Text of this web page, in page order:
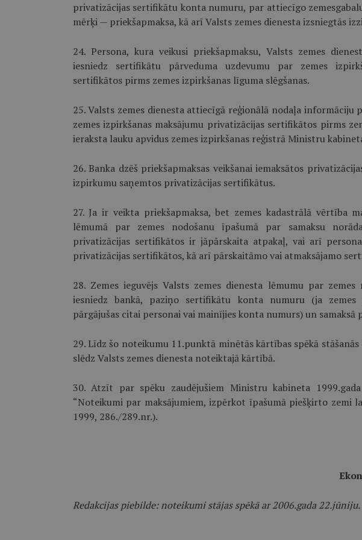
privatizācijas sertifikātu konta numuru, par attiecīgo
mērķi — priekšapmaksa, kā arī Valsts zemes dienesta izsniegtās
24. Persona, kura veikusi priekšapmaksu, Valsts zemes
iesniedz sertifikātu pārveduma uzdevumu par zemes
sertifikātos pirms zemes izpirkšanas līguma slēgšanas.
25. Valsts zemes dienesta attiecīgā reģionālā nodaļa informāciju
zemes izpirkšanas maksājumu privatizācijas sertifikātos pirms
ieraksta lauku apvidus zemes izpirkšanas reģistrā Ministru
26. Banka dzēš priekšapmaksas veikšanai iemaksātos
izpirkumu saņemtos privatizācijas sertifikātus.
27. Ja ir veikta priekšapmaksa, bet zemes kadastrālā vērtība
lēmumā par zemes nodošanu īpašumā par samaksu
privatizācijas sertifikātos ir jāpārskaita atpakaļ, vai arī
privatizācijas sertifikātos, kā arī pārskaitāmo vai atmaksājamo
28. Zemes ieguvējs Valsts zemes dienesta lēmumu par zemes
iesniedz bankā, paziņo sertifikātu konta numuru (ja
pārgājušas citai personai vai mainījies konta numurs) un samaksā
29. Līdz šo noteikumu 11.punktā minētās kārtības spēkā
slēdz Valsts zemes dienesta noteiktajā kārtībā.
30. Atzīt par spēku zaudējušiem Ministru kabineta
“Noteikumi par maksājumiem, izpērkot īpašumā piešķirto zemi
1999, 286./289.nr.).
Redakcijas piebilde: noteikumi stājas spēkā ar 2006.gada 22.jūniju.